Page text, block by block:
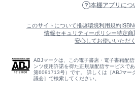
本棚アプリにつ
このサイトについて推奨環境利用規約
情報セキュリティーポリシー特定商
安心してお使いいただ
ABJマークは、この電子書店・電子書籍配
ンツ使用許諾を得た正規版配信サービスで
第6091713号）です。 詳しくは［ABJマー
議会］で検索してください。